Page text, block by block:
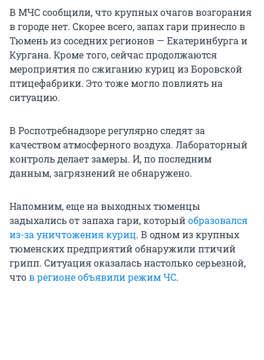
В МЧС сообщили, что крупных очагов возгорания
в городе нет. Скорее всего, запах гари принесло в
Тюмень из соседних регионов — Екатеринбурга и
Кургана. Кроме того, сейчас продолжаются
мероприятия по сжиганию куриц из Боровской
птицефабрики. Это тоже могло повлиять на
ситуацию.
В Роспотребнадзоре регулярно следят за
качеством атмосферного воздуха. Лабораторный
контроль делает замеры. И, по последним
данным, загрязнений не обнаружено.
Напомним, еще на выходных тюменцы
задыхались от запаха гари, которыйобразовался
из-за уничтожения куриц. В одном из крупных
тюменских предприятий обнаружили птичий
грипп. Ситуация оказалась настолько серьезной,
чтов регионе объявили режим ЧС.